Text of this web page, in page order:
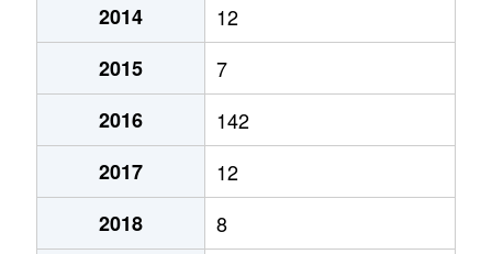
2014
12
2015
7
2016
142
2017
12
2018
8